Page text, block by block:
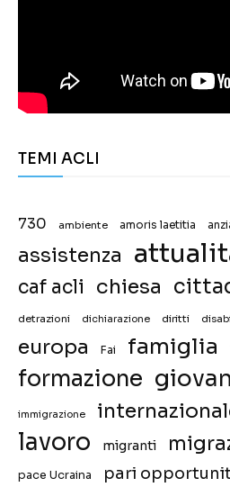
TEMI ACLI
730 ambiente amoris laetitia
assistenza
caf acli chiesa
detrazioni dichiarazione diritti
europa Fai famiglia
formazione
immigrazione
lavoro migranti
pace Ucraina pari